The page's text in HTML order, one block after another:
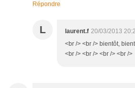
Répondre
L laurent.f 20/03/2013
<br /> <br /> bientôt,
<br /> <br /> <br /> <br />